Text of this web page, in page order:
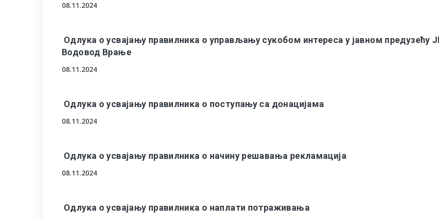
08.11.2024
Одлука о усвајању правилника о управљању сукобом интереса у јавном предузећу
Водовод Врање
08.11.2024
Одлука о усвајању правилника о поступању са донацијама
08.11.2024
Одлука о усвајању правилника о начину решавања рекламација
08.11.2024
Одлука о усвајању правилника о наплати потраживања